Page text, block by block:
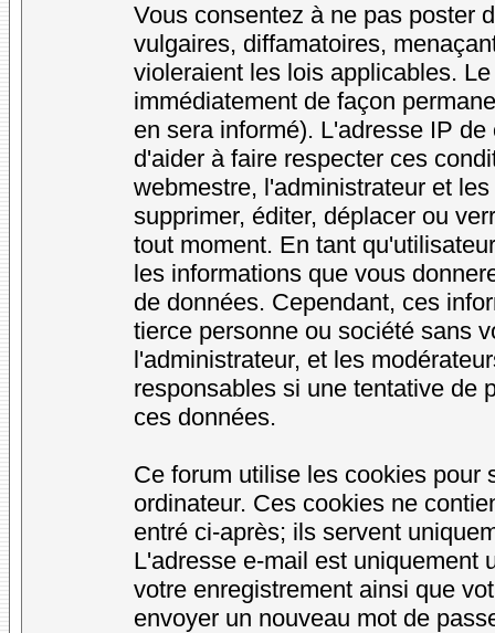
Vous consentez à ne pas poster
vulgaires, diffamatoires,
violeraient les lois applicables.
immédiatement de façon
en sera informé). L'adresse IP
d'aider à faire respecter ces
webmestre, l'administrateur et
supprimer, éditer, déplacer ou
tout moment. En tant
les informations que vous
de données. Cependant, ces
tierce personne ou société sans
l'administrateur, et les
responsables si une tentative de
ces données.
Ce forum utilise les cookies pour
ordinateur. Ces cookies ne
entré ci-après; ils servent
L'adresse e-mail est uniquement
votre enregistrement ainsi que
envoyer un nouveau mot de